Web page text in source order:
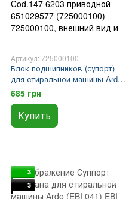
Артикул: 725000100
Блок подшипников (супорт)
для стиральной машины Ardo
Cod.147 6203 приводной
651029577 (725000100)
685 грн
Купить
3
3